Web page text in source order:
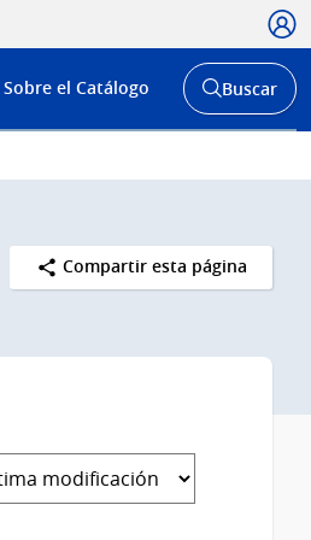
Menú
de
Sobre el Catálogo
Abrir
buscador
Buscar
Compartir esta página